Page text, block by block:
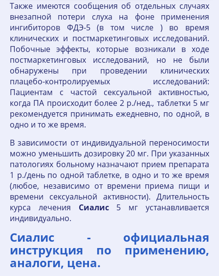
Также имеются сообщения об отдельных случаях
внезапной потери слуха на фоне применения
ингибиторов ФДЭ-5 (в том числе ) во время
клинических и постмаркетинговых исследований.
Побочные эффекты, которые возникали в ходе
постмаркетинговых исследований, но не были
обнаружены при проведении клинических
плацебо-контролируемых исследований:
Пациентам с частой сексуальной активностью,
когда ПА происходит более 2 р./нед., таблетки 5 мг
рекомендуется принимать ежедневно, по одной, в
одно и то же время.
В зависимости от индивидуальной переносимости
можно уменьшить дозировку 20 мг. При указанных
патологиях больному назначают прием препарата
1 р./день по одной таблетке, в одно и то же время
(любое, независимо от времени приема пищи и
времени сексуальной активности). Длительность
курса лечения Сиалис5 мг устанавливается
индивидуально.
Сиалис - официальная
инструкция по применению,
аналоги, цена.